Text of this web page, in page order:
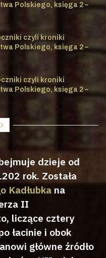
Polskiego, księga 2 –
czyli kroniki
Polskiego, księga 2 –
czyli kroniki
Polskiego, księga 2 –
dzieje od
rok. Została
Kadłubka na
II
liczące cztery
łacinie i obok
główne źródło